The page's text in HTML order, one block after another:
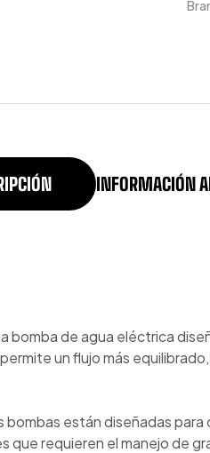
INFORMACIÓN
bomba de agua eléctrica
permite un flujo más
están diseñadas
que requieren el manejo de